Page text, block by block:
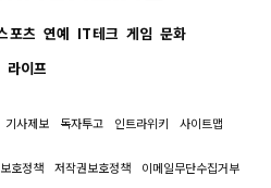
포츠 연예 IT테크 게임 문화
라이프
기사제보 독자투고 인트라위키 사이트맵
호정책 저작권보호정책 이메일무단수집거부